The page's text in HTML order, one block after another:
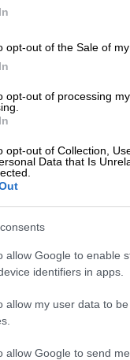
opt-out of the Sale of
opt-out of processing
opt-out of Collection,
Data that Is
allow Google to enable
identifiers in apps.
allow my user data to
allow Google to send
και
όπλου κατά
στην
οι αστυνομικοί
απάντησε με
και
- Το